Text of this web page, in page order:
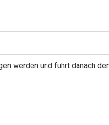
werden und führt danach den